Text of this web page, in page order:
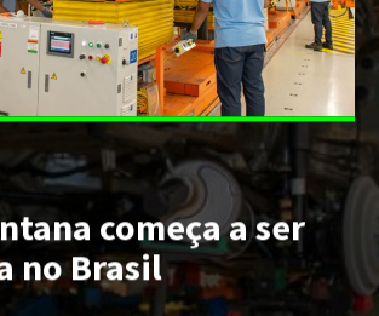
começa a ser
no Brasil